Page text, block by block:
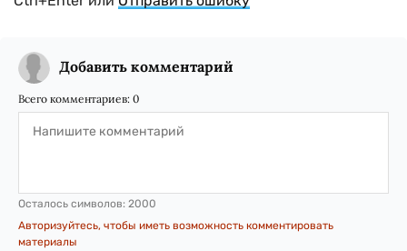
Добавить комментарий
Всего комментариев: 0
Осталось символов: 2000
Авторизуйтесь, чтобы иметь возможность комментировать
материалы